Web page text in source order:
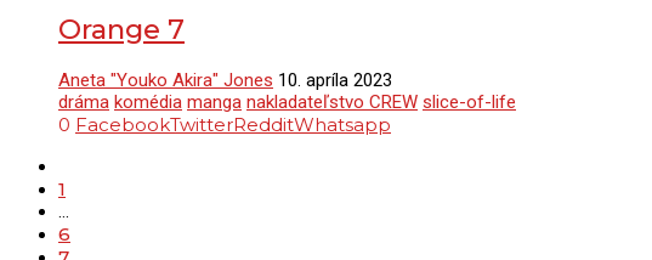
Orange 7
Aneta "Youko Akira" Jones 10. apríla 2023
dráma komédia manga nakladateľstvo CREW slice-of-life
0 FacebookTwitterRedditWhatsapp
1
…
6